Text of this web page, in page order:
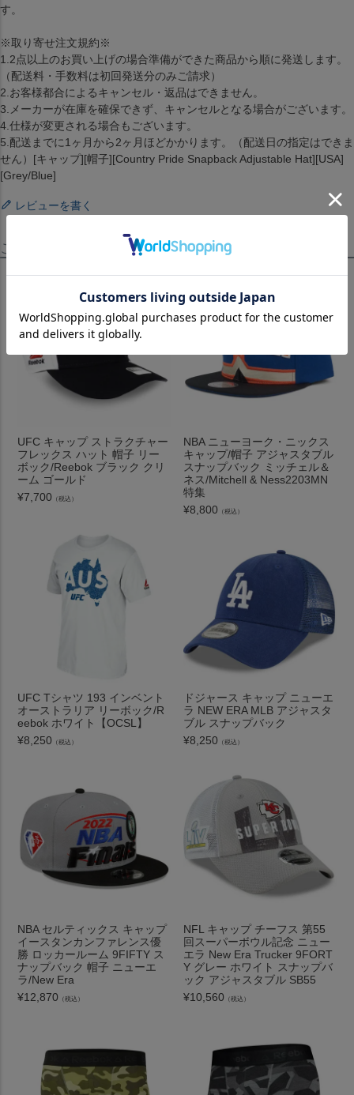
す。
※取り寄せ注文規約※
1.2点以上のお買い上げの場合準備ができた商品から順に発送します。
（配送料・手数料は初回発送分のみご請求）
2.お客様都合によるキャンセル・返品はできません。
3.メーカーが在庫を確保できず、キャンセルとなる場合がございます。
4.仕様が変更される場合もございます。
5.配送までに1ヶ月から2ヶ月ほどかかります。（配送日の指定はできま
せん）[キャップ][帽子][Country Pride Snapback Adjustable Hat][USA]
[Grey/Blue]
レビューを書く
この商品を見たお客様はこちらも見ています！
UFC キャップ ストラクチャー
フレックス ハット 帽子 リー
ボック/Reebok ブラック クリ
ーム ゴールド
¥7,700 （税込）
NBA ニューヨーク・ニックス
キャップ/帽子 アジャスタブル
スナップバック ミッチェル＆
ネス/Mitchell & Ness2203MN
特集
¥8,800 （税込）
UFC Tシャツ 193 インベント
オーストラリア リーボック/R
eebok ホワイト【OCSL】
¥8,250 （税込）
ドジャース キャップ ニューエ
ラ NEW ERA MLB アジャスタ
ブル スナップバック
¥8,250 （税込）
NBA セルティックス キャップ
イースタンカンファレンス優
勝 ロッカールーム 9FIFTY ス
ナップバック 帽子 ニューエ
ラ/New Era
¥12,870 （税込）
NFL キャップ チーフス 第55
回スーパーボウル記念 ニュー
エラ New Era Trucker 9FORT
Y グレー ホワイト スナップバ
ック アジャスタブル SB55
¥10,560 （税込）